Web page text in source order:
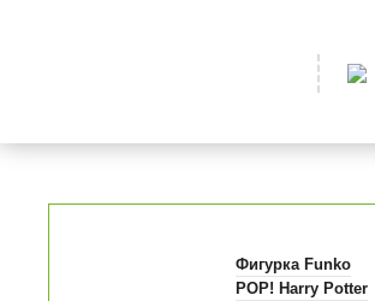
Фигурка Funko
POP! Harry Potter